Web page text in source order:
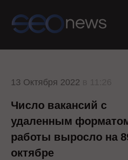
13 Октября 2022
Число вакансий с
удаленным
работы выросло на
октябре